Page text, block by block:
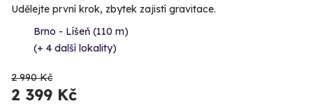
Udělejte první krok, zbytek zajistí gravitace.
Brno - Líšeň (110 m)
(+ 4 další lokality)
2 990 Kč
2 399 Kč